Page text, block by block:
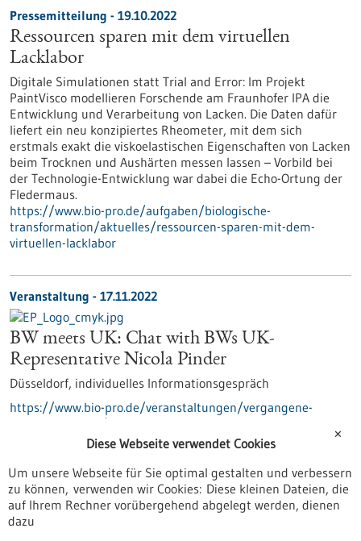
Pressemitteilung - 19.10.2022
Ressourcen sparen mit dem virtuellen
Lacklabor
Digitale Simulationen statt Trial and Error: Im Projekt
PaintVisco modellieren Forschende am Fraunhofer IPA die
Entwicklung und Verarbeitung von Lacken. Die Daten dafür
liefert ein neu konzipiertes Rheometer, mit dem sich
erstmals exakt die viskoelastischen Eigenschaften von Lacken
beim Trocknen und Aushärten messen lassen – Vorbild bei
der Technologie-Entwicklung war dabei die Echo-Ortung der
Fledermaus.
https://www.bio-pro.de/aufgaben/biologische-
transformation/aktuelles/ressourcen-sparen-mit-dem-
virtuellen-lacklabor
Veranstaltung - 17.11.2022
BW meets UK: Chat with BWs UK-
Representative Nicola Pinder
Düsseldorf, individuelles Informationsgespräch
https://www.bio-pro.de/veranstaltungen/vergangene-
veranstaltungen/bw-meets-uk-chat-bws-uk-representative-
Pressemitteilung - 18.10.2022
Mit Künstlicher Intelligenz zu mehr
✕
Diese Webseite verwendet Cookies
Um unsere Webseite für Sie optimal gestalten und verbessern
zu können, verwenden wir Cookies: Diese kleinen Dateien, die
auf Ihrem Rechner vorübergehend abgelegt werden, dienen
dazu